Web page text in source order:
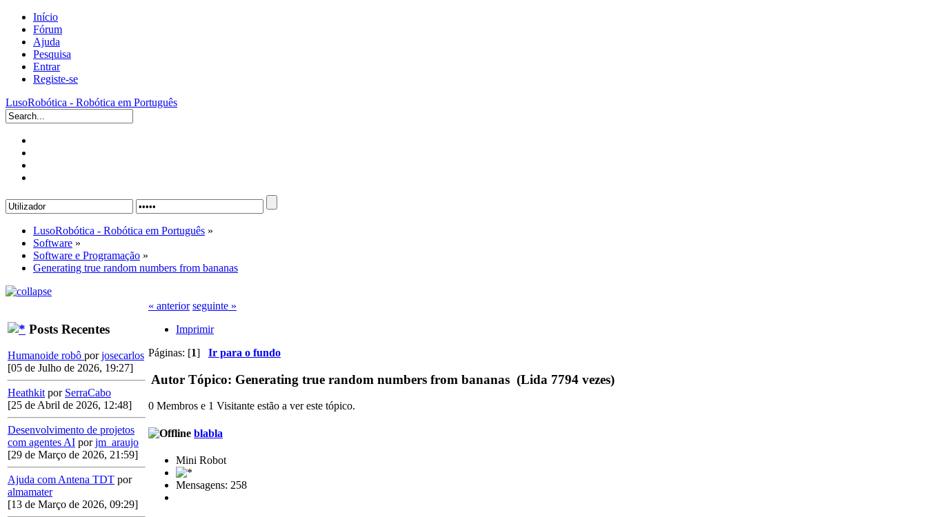
Início
Fórum
Ajuda
Pesquisa
Entrar
Registe-se
LusoRobótica - Robótica em Português
LusoRobótica - Robótica em Português »
Software »
Software e Programação »
Generating true random numbers from bananas
Posts Recentes
Humanoide robô porjosecarlos
[05 de Julho de 2026, 19:27]
Heathkit por SerraCabo
[25 de Abril de 2026, 12:48]
Desenvolvimento de projetos
com agentes AI porjm_araujo
[29 de Março de 2026, 21:59]
Ajuda com Antena TDT por
almamater
[13 de Março de 2026, 09:29]
« anterior seguinte »
Imprimir
Páginas: [1] Ir para o fundo
Autor Tópico: Generating true random numbers from bananas (Lida 7794 vezes)
0 Membros e 1 Visitante estão a ver este tópico.
blabla
Mini Robot
Mensagens: 258